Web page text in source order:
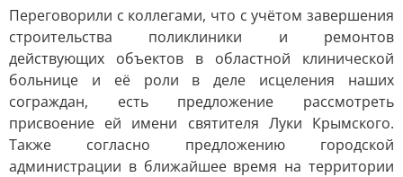
Переговорили с коллегами, что с учётом завершения
строительства поликлиники и ремонтов
действующих объектов в областной клинической
больнице и её роли в деле исцеления наших
сограждан, есть предложение рассмотреть
присвоение ей имени святителя Луки Крымского.
Также согласно предложению городской
администрации в ближайшее время на территории